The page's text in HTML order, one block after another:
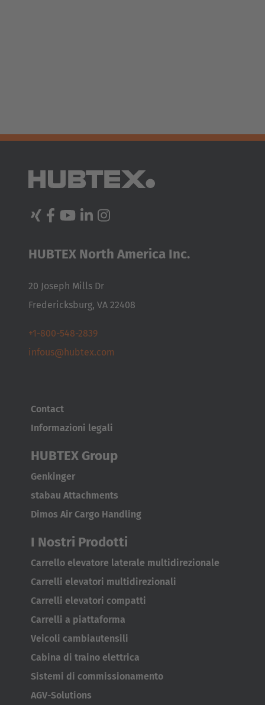
Polska
Türkiye
HUBTEX North America Inc.
20 Joseph Mills Dr
Fredericksburg, VA 22408
+1-800-548-2839
infous@hubtex.com
Contact
Informazioni legali
HUBTEX Group
Genkinger
stabau Attachments
Dimos Air Cargo Handling
I Nostri Prodotti
Carrello elevatore laterale multidirezionale
Carrelli elevatori multidirezionali
Carrelli elevatori compatti
Carrelli a piattaforma
Veicoli cambiautensili
Cabina di traino elettrica
Sistemi di commissionamento
AGV-Solutions